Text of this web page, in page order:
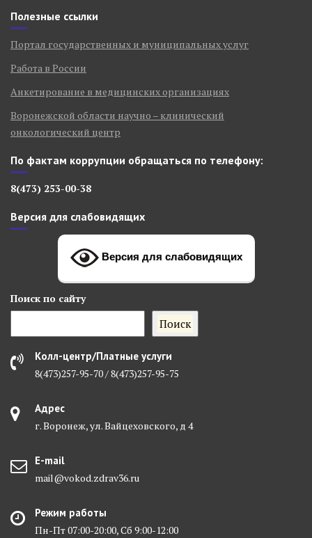
Полезные ссылки
Портал государственных и муниципальных услуг
Работа в России
Анкетирование в медицинских организациях
Воронежской области научно – клинический
онкологический центр
По фактам коррупции обращаться по телефону:
8(473) 253-00-38
Версия для слабовидящих
Версия для слабовидящих
Поиск по сайту
Поиск
Колл-центр/Платные услуги
8(473)257-95-70 / 8(473)257-95-75
Адрес
г. Воронеж, ул. Вайцеховского, д 4
E-mail
mail@vokod.zdrav36.ru
Режим работы
Пн-Пт 07:00-20:00, Сб 9:00-12:00